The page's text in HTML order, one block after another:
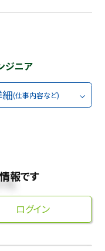
ジニア
(仕事内容など)
報です
ログイン